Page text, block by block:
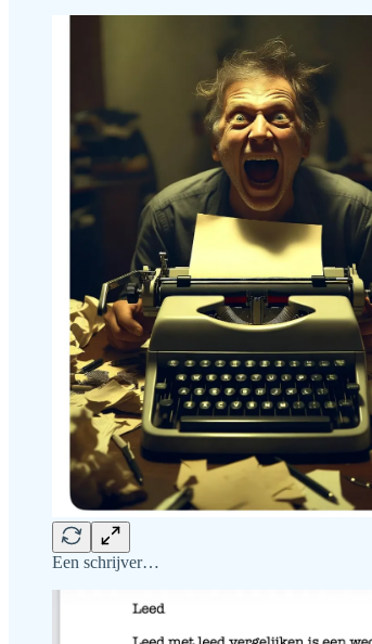
Een schrijver…